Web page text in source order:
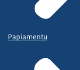
Papiamentu